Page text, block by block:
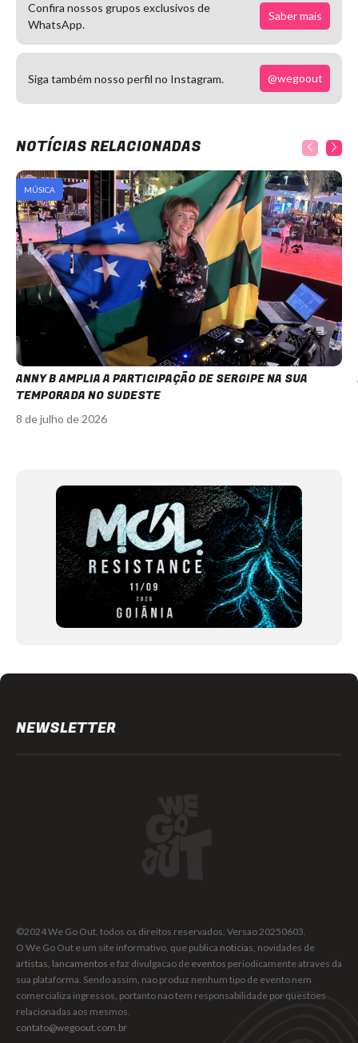
Confira nossos grupos exclusivos de
WhatsApp.
Saber mais
Siga também nosso perfil no Instagram. @wegoout
NOTÍCIAS RELACIONADAS
MÚSICA
ANNY B AMPLIA A PARTICIPAÇÃO DE SERGIPE NA SUA
TEMPORADA NO SUDESTE
8 de julho de 2026
NEWSLETTER
©2024 We Go Out, todos os direitos reservados. Versao 20250603.
O We Go Out e um site informativo, que publica noticias, novidades de
artistas, lancamentos e faz divulgacao de eventos periodicamente atraves da
sua plataforma. Sendo assim, nao produz nenhum tipo de evento nem
comercializa ingressos, portanto nao tem responsabilidade por questoes
relacionadas aos mesmos.
contato@wegoout.com.br